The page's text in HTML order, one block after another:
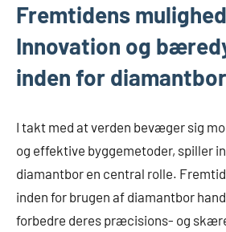
Fremtidens
Innovation og
inden for
I takt med at verden bevæger sig
og effektive byggemetoder, spiller
diamantbor en central rolle.
inden for brugen af diamantbor
forbedre deres præcisions- og